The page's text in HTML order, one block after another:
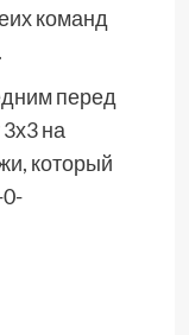
команд
перед
на
который